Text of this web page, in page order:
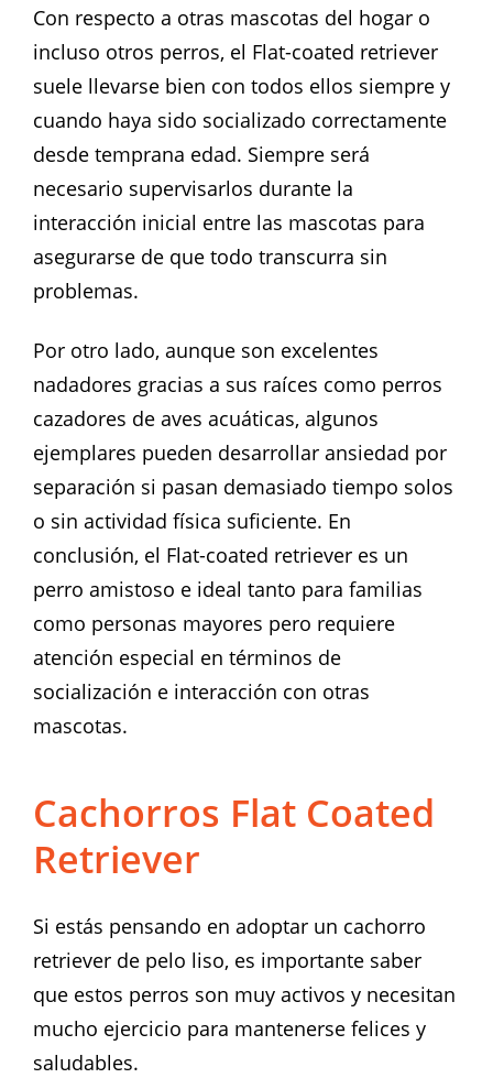
Con respecto a otras mascotas del hogar o
incluso otros perros, el Flat-coated retriever
suele llevarse bien con todos ellos siempre y
cuando haya sido socializado correctamente
desde temprana edad. Siempre será
necesario supervisarlos durante la
interacción inicial entre las mascotas para
asegurarse de que todo transcurra sin
problemas.
Por otro lado, aunque son excelentes
nadadores gracias a sus raíces como perros
cazadores de aves acuáticas, algunos
ejemplares pueden desarrollar ansiedad por
separación si pasan demasiado tiempo solos
o sin actividad física suficiente. En
conclusión, el Flat-coated retriever es un
perro amistoso e ideal tanto para familias
como personas mayores pero requiere
atención especial en términos de
socialización e interacción con otras
mascotas.
Cachorros Flat Coated
Retriever
Si estás pensando en adoptar un cachorro
retriever de pelo liso, es importante saber
que estos perros son muy activos y necesitan
mucho ejercicio para mantenerse felices y
saludables.